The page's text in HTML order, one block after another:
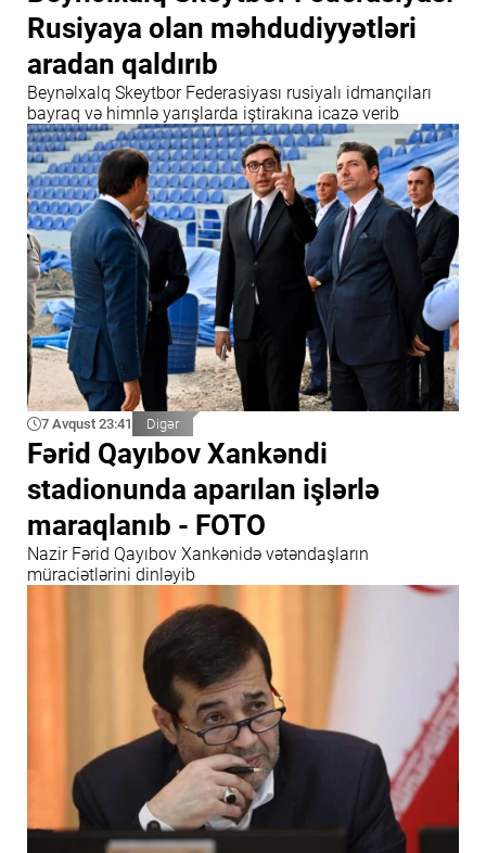
Rusiyaya olan məhdudiyyətləri
aradan qaldırıb
Beynəlxalq Skeytbor Federasiyası rusiyalı idmançıları
bayraq və himnlə yarışlarda iştirakına icazə verib
7 Avqust 23:41 Digər
Fərid Qayıbov Xankəndi
stadionunda aparılan işlərlə
maraqlanıb - FOTO
Nazir Fərid Qayıbov Xankənidə vətəndaşların
müraciətlərini dinləyib